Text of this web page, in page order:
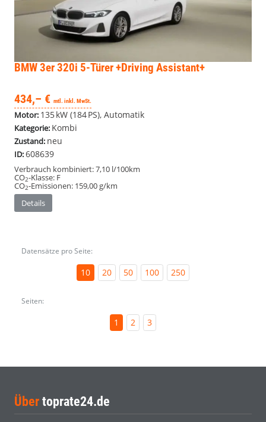
BMW 3er320i 5-Türer +Driving Assistant+
434,– € mtl. inkl. MwSt.
Motor: 135 kW (184 PS), Automatik
Kategorie: Kombi
Zustand: neu
ID:608639
Verbrauch kombiniert:7,10 l/100km
CO2-Klasse: F
CO2-Emissionen: 159,00 g/km
Details
Datensätze pro Seite:
10 20 50 100 250
Seiten:
1 2 3
Über toprate24.de